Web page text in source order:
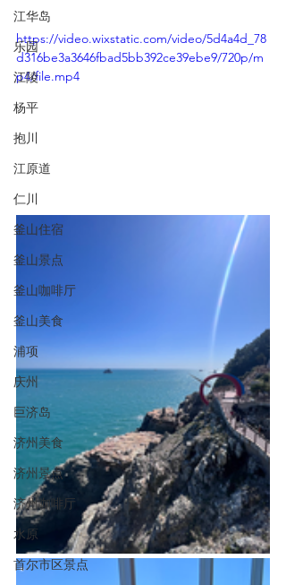
江华岛
乐园
江陵
杨平
抱川
江原道
仁川
釜山住宿
釜山景点
釜山咖啡厅
釜山美食
浦项
庆州
巨济岛
济州美食
济州景点
济州咖啡厅
水原
首尔市区景点
https://video.wixstatic.com/video/5d4a4d_78
d316be3a3646fbad5bb392ce39ebe9/720p/m
p4/file.mp4